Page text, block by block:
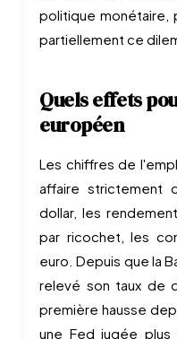
politique monétaire,
partiellement ce
Quels effets
européen
Les chiffres de
affaire strictement
dollar, les
par ricochet, les
euro. Depuis que la
relevé son taux de
première hausse
une Fed jugée plus